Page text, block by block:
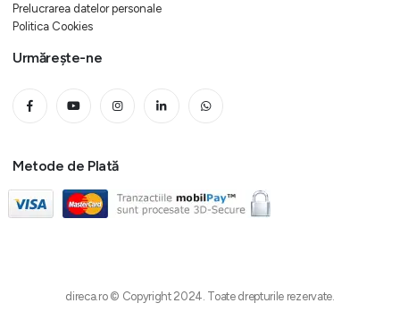
Prelucrarea datelor personale
Politica Cookies
Urmărește-ne
Metode de Plată
direca.ro © Copyright 2024. Toate drepturile rezervate.